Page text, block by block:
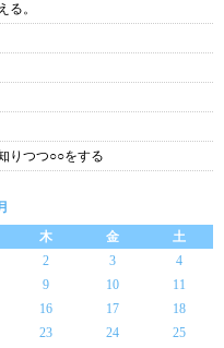
る。
りつつ○○をする
木 金
土
2 3
4
9 10
11
16 17
18
23 24
25